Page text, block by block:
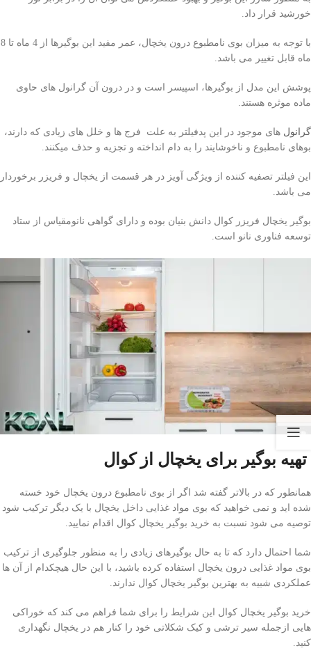
خورشید قرار داد.
با توجه به میزان بوی نامطبوع درون یخچال، عمر مفید این بوگیرها از 4 ماه تا 8
ماه قابل تغییر می باشد.
پوشش این مدل از بوگیرها، اسپیسر است و در درون آن گرانول های حاوی
ماده موثره هستند.
گرانول های موجود در این پدفیلتر به علت فرج ها و خلل های زیادی که دارند،
بوهای نامطبوع و ناخوشایند را به دام انداخته و تجزیه و حذف میکنند.
این فیلتر تصفیه کننده از ویژگی آویز در هر قسمت از یخچال و فریزر برخوردار
می باشد.
بوگیر یخچال فریزر کوال دانش بنیان بوده و دارای گواهی نانومقیاس از ستاد
توسعه فناوری نانو است.
تهیه بوگیر برای یخچال از کوال
همانطور که در بالاتر گفته شد اگر از بوی نامطبوع درون یخچال خود خسته
شده اید و نمی خواهید که بوی مواد غذایی داخل یخچال با یک دیگر ترکیب شود
توصیه می شود نسبت به خرید بوگیر یخچال کوال اقدام نمایید.
شما احتمال دارد که تا به حال بوگیرهای زیادی را به منظور جلوگیری از ترکیب
بوی مواد غذایی درون یخچال استفاده کرده باشید، با این حال هیچکدام از آن ها
عملکردی شبیه به بهترین بوگیر یخچال کوال ندارند.
خرید بوگیر یخچال کوال این شرایط را برای شما فراهم می کند که خوراکی
هایی ازجمله سیر ترشی و کیک شکلاتی خود را کنار هم در یخچال نگهداری
کنید.